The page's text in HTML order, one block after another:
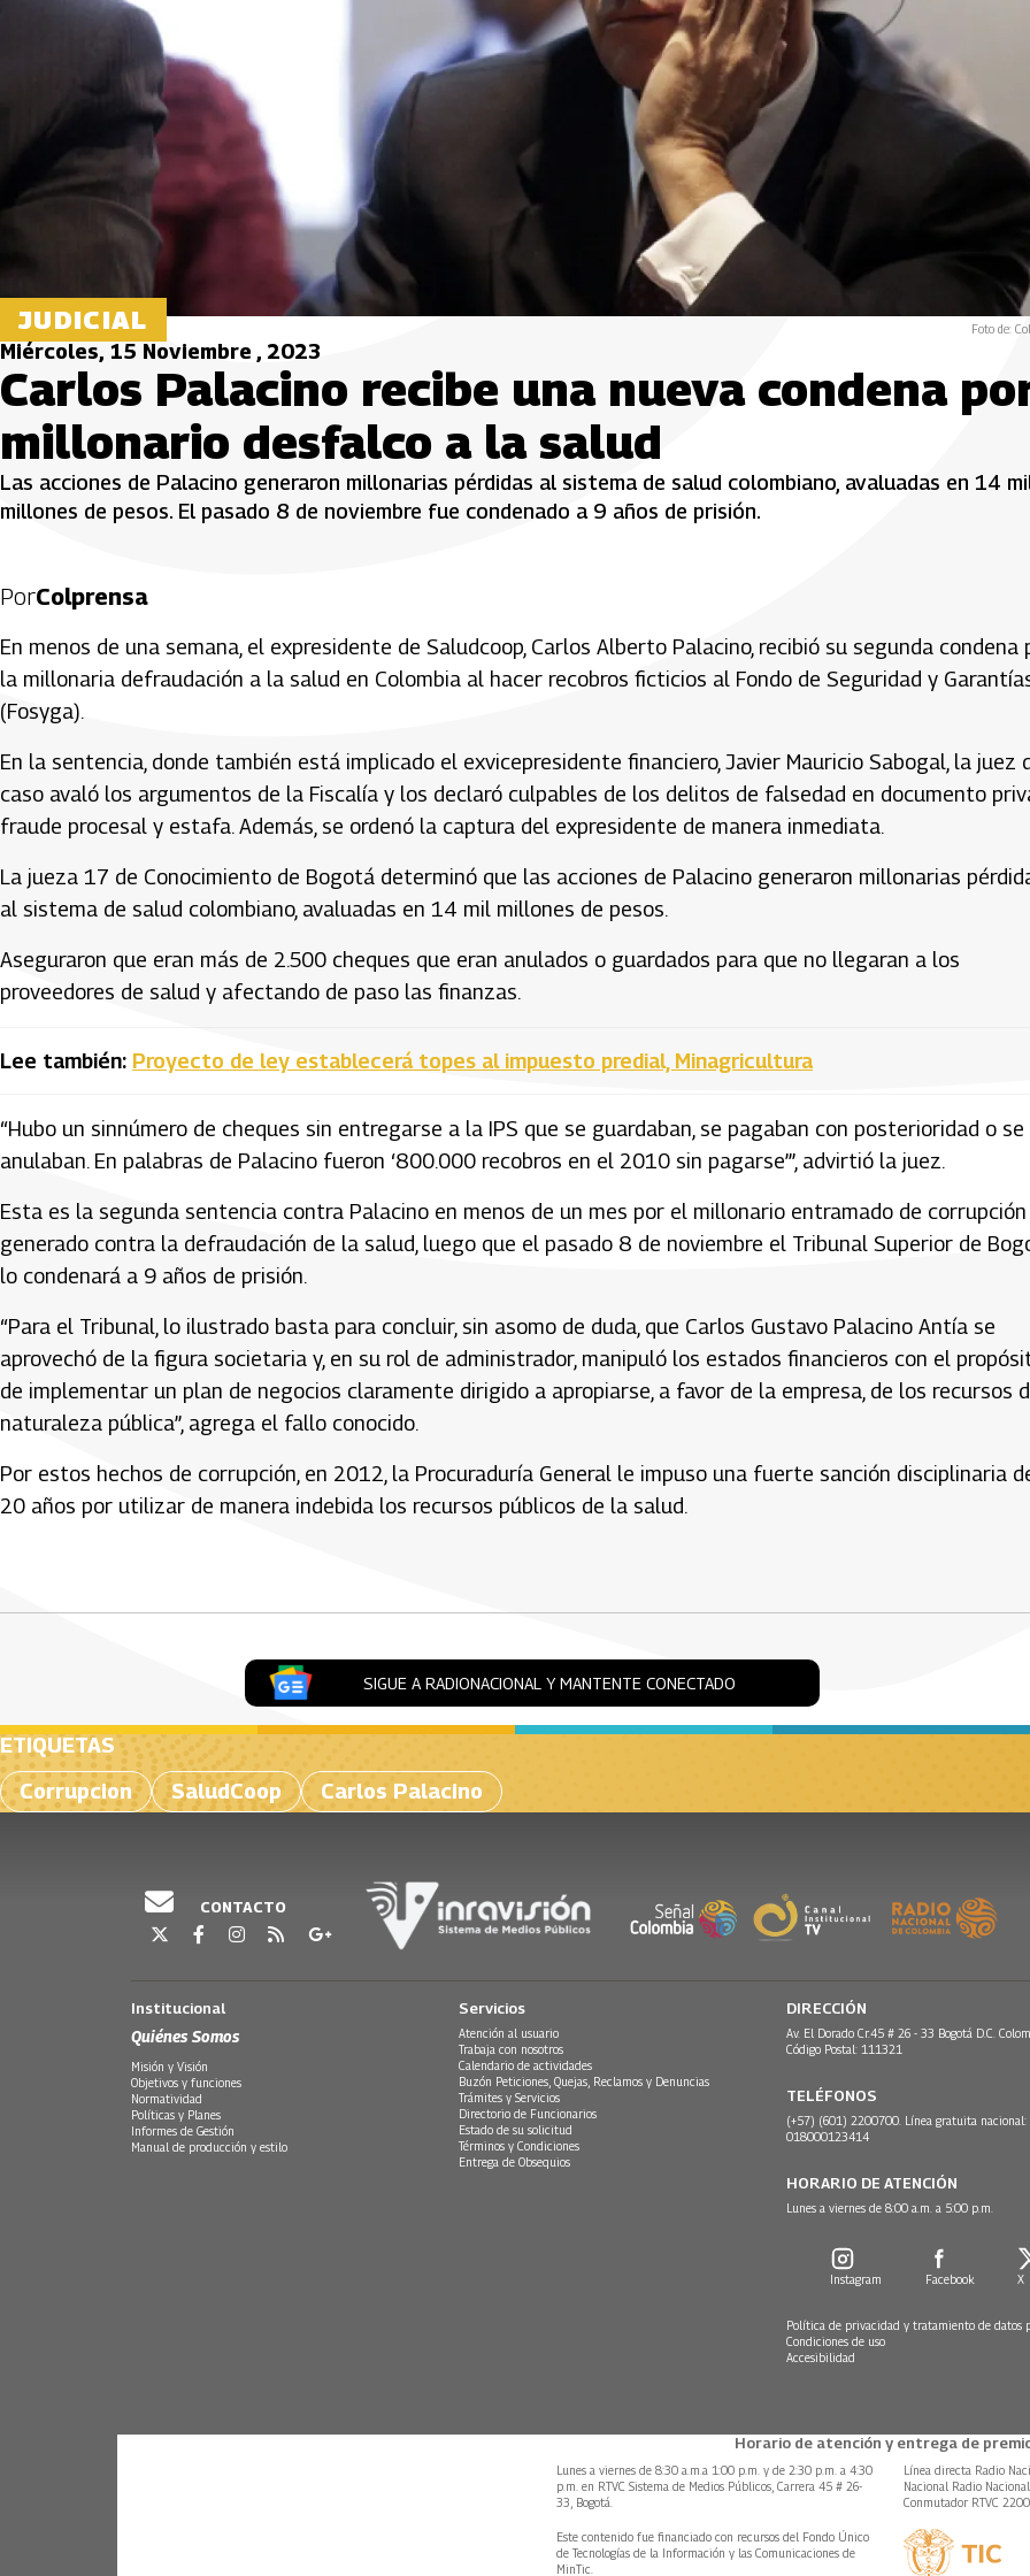
JUDICIAL Foto de:
Miércoles, 15 Noviembre , 2023
Carlos Palacino recibe una nueva condena
millonario desfalco a la salud
Las acciones de Palacino generaron millonarias pérdidas al sistema de salud colombiano, avaluadas en 14
millones de pesos. El pasado 8 de noviembre fue condenado a 9 años de prisión.
PorColprensa
En menos de una semana, el expresidente de Saludcoop, Carlos Alberto Palacino, recibió su segunda condena
la millonaria defraudación a la salud en Colombia al hacer recobros ficticios al Fondo de Seguridad y
(Fosyga).
En la sentencia, donde también está implicado el exvicepresidente financiero, Javier Mauricio Sabogal, la juez
caso avaló los argumentos de la Fiscalía y los declaró culpables de los delitos de falsedad en documento
fraude procesal y estafa. Además, se ordenó la captura del expresidente de manera inmediata.
La jueza 17 de Conocimiento de Bogotá determinó que las acciones de Palacino generaron millonarias
al sistema de salud colombiano, avaluadas en 14 mil millones de pesos.
Aseguraron que eran más de 2.500 cheques que eran anulados o guardados para que no llegaran a los
proveedores de salud y afectando de paso las finanzas.
Lee también: Proyecto de ley establecerá topes al impuesto predial, Minagricultura
“Hubo un sinnúmero de cheques sin entregarse a la IPS que se guardaban, se pagaban con posterioridad o se
anulaban. En palabras de Palacino fueron ‘800.000 recobros en el 2010 sin pagarse’”, advirtió la juez.
Esta es la segunda sentencia contra Palacino en menos de un mes por el millonario entramado de corrupción
generado contra la defraudación de la salud, luego que el pasado 8 de noviembre el Tribunal Superior de
lo condenará a 9 años de prisión.
“Para el Tribunal, lo ilustrado basta para concluir, sin asomo de duda, que Carlos Gustavo Palacino Antía se
aprovechó de la figura societaria y, en su rol de administrador, manipuló los estados financieros con el
de implementar un plan de negocios claramente dirigido a apropiarse, a favor de la empresa, de los recursos
naturaleza pública”, agrega el fallo conocido.
Por estos hechos de corrupción, en 2012, la Procuraduría General le impuso una fuerte sanción disciplinaria
20 años por utilizar de manera indebida los recursos públicos de la salud.
SIGUE A RADIONACIONAL Y MANTENTE CONECTADO
ETIQUETAS
Corrupcion
SaludCoop Carlos Palacino
CONTACTO
Institucional
Quiénes Somos
Misión y Visión
Objetivos y funciones
Normatividad
Políticas y Planes
Informes de Gestión
Manual de producción y estilo
Servicios
Atención al usuario
Trabaja con nosotros
Calendario de actividades
Buzón Peticiones, Quejas, Reclamos y Denuncias
Trámites y Servicios
Directorio de Funcionarios
Estado de su solicitud
Términos y Condiciones
Entrega de Obsequios
DIRECCIÓN
Av. El Dorado Cr.45 # 26 - 33 Bogotá D.C.
Código Postal: 111321
TELÉFONOS
(+57) (601) 2200700. Línea gratuita nacional:
018000123414
HORARIO DE ATENCIÓN
Lunes a viernes de 8:00 a.m. a 5:00 p.m.
Instagram Facebook X
Política de privacidad y tratamiento de datos
Condiciones de uso
Accesibilidad
Horario de atención y entrega de
Lunes a viernes de 8:30 a.m.a 1:00 p.m. y de 2:30 p.m. a 4:30
p.m. en RTVC Sistema de Medios Públicos, Carrera 45 # 26-
33, Bogotá.
Línea directa Radio
Nacional Radio
Conmutador RTVC
Este contenido fue financiado con recursos del Fondo Único
de Tecnologías de la Información y las Comunicaciones de
MinTic.